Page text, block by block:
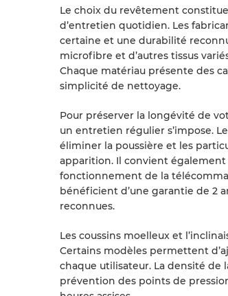
Le choix du revêtement
d’entretien quotidien. Les
certaine et une durabilité
microfibre et d’autres tissus
Chaque matériau présente des
simplicité de nettoyage.
Pour préserver la longévité de
un entretien régulier s’impose.
éliminer la poussière et les
apparition. Il convient
fonctionnement de la
bénéficient d’une garantie de 2
reconnues.
Les coussins moelleux et
Certains modèles permettent
chaque utilisateur. La densité
prévention des points de